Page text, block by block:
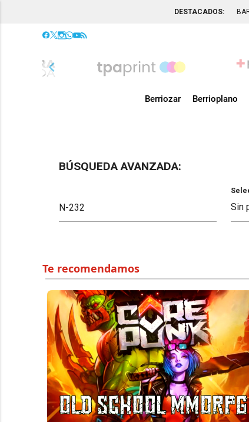
DESTACADOS:
chevron_left
Berriozar Berrioplano
BÚSQUEDA AVANZADA: